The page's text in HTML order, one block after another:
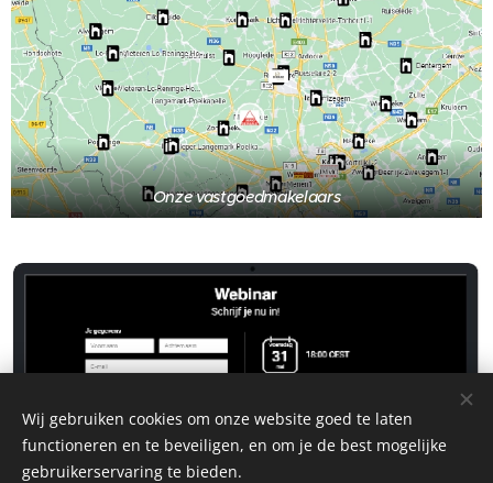
Onze vastgoedmakelaars
Wij gebruiken cookies om onze website goed te laten
functioneren en te beveiligen, en om je de best mogelijke
gebruikerservaring te bieden.